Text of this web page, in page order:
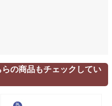
の商品もチェックしてい